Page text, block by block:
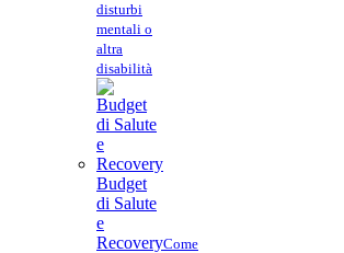
disturbi
mentali o
altra
disabilità
Budget
di Salute
e
RecoveryCome